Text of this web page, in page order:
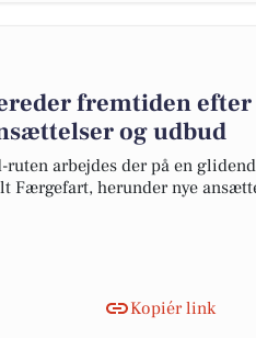
fremtiden efter
og udbud
ruten arbejdes der på en
Færgefart, herunder nye
Kopiér link